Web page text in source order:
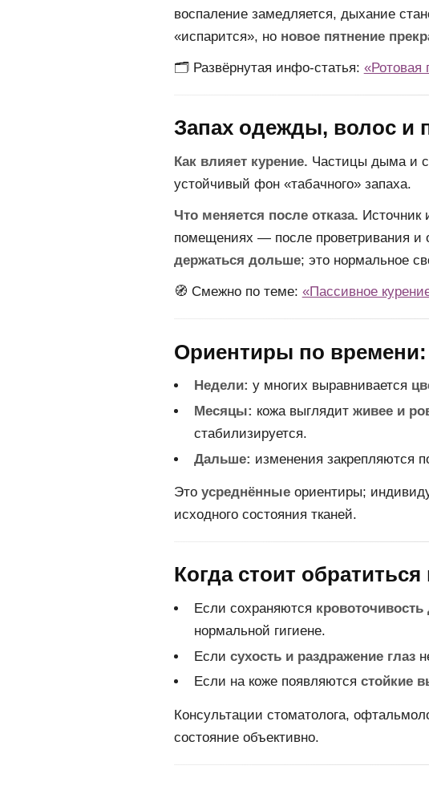
воспаление замедляется, дыхание
«испарится», но новое пятнение
🗂️ Развёрнутая инфо-статья: «Ротовая
Запах одежды, волос и
Как влияет курение. Частицы дыма и
устойчивый фон «табачного» запаха.
Что меняется после отказа. Источник
помещениях — после проветривания и
держаться дольше; это нормальное
🧭 Смежно по теме: «Пассивное
Ориентиры по
Недели: у многих выравнивается
Месяцы: кожа выглядит живее и
стабилизируется.
Дальше: изменения закрепляются
Это усреднённыеориентиры;
исходного состояния тканей.
Когда стоит
Если сохраняются кровоточивость
нормальной гигиене.
Если сухость и раздражение глаз
Если на коже появляются стойкие
Консультации стоматолога,
состояние объективно.